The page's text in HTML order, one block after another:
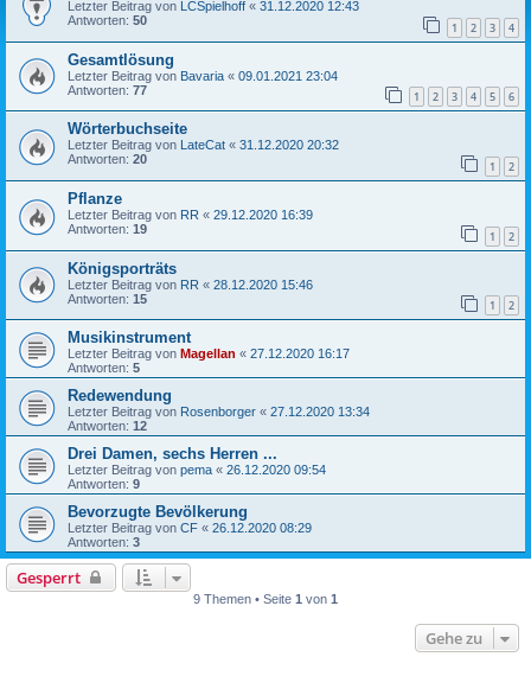
Letzter Beitrag von LCSpielhoff « 31.12.2020 12:43
Antworten: 50 1 2 3 4
Gesamtlösung
Letzter Beitrag von Bavaria « 09.01.2021 23:04
Antworten: 77 1 2 3 4 5 6
Wörterbuchseite
Letzter Beitrag von LateCat « 31.12.2020 20:32
Antworten: 20 1 2
Pflanze
Letzter Beitrag von RR « 29.12.2020 16:39
Antworten: 19 1 2
Königsporträts
Letzter Beitrag von RR « 28.12.2020 15:46
Antworten: 15 1 2
Musikinstrument
Letzter Beitrag von Magellan « 27.12.2020 16:17
Antworten: 5
Redewendung
Letzter Beitrag von Rosenborger « 27.12.2020 13:34
Antworten: 12
Drei Damen, sechs Herren ...
Letzter Beitrag von pema « 26.12.2020 09:54
Antworten: 9
Bevorzugte Bevölkerung
Letzter Beitrag von CF « 26.12.2020 08:29
Antworten: 3
Gesperrt
9 Themen • Seite 1 von 1
Gehe zu